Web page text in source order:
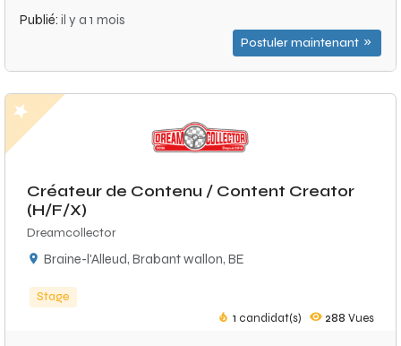
Publié: il y a 1 mois
Postuler maintenant
Créateur de Contenu / Content Creator
(H/F/X)
Dreamcollector
Braine-l'Alleud, Brabant wallon, BE
Stage
1 candidat(s) 288 Vues